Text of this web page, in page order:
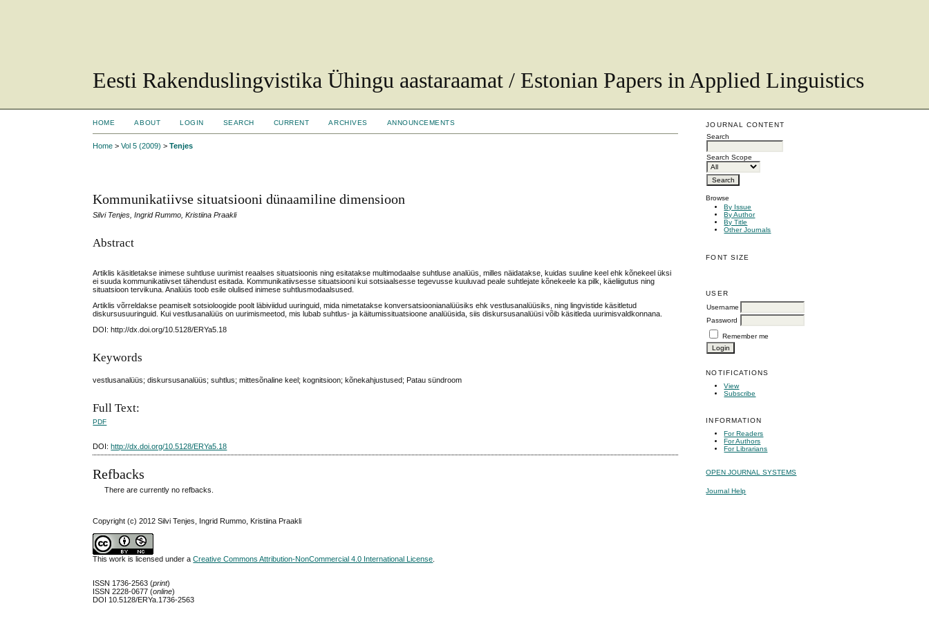
Eesti Rakenduslingvistika Ühingu aastaraamat / Estonian Papers in Applied Linguistics
JOURNAL CONTENT
Search
Search Scope
Browse
By Issue
By Author
By Title
Other Journals
FONT SIZE
USER
Username
Password
Remember me
NOTIFICATIONS
View
Subscribe
INFORMATION
For Readers
For Authors
For Librarians
OPEN JOURNAL SYSTEMS
Journal Help
HOME ABOUT LOGIN SEARCH CURRENT ARCHIVES ANNOUNCEMENTS
Home >Vol 5 (2009) >Tenjes
Kommunikatiivse situatsiooni dünaamiline dimensioon
Silvi Tenjes, Ingrid Rummo, Kristiina Praakli
Abstract
Artiklis käsitletakse inimese suhtluse uurimist reaalses situatsioonis ning esitatakse multimodaalse suhtluse analüüs, milles näidatakse, kuidas suuline keel ehk kõnekeel üksi
ei suuda kommunikatiivset tähendust esitada. Kommunikatiivsesse situatsiooni kui sotsiaalsesse tegevusse kuuluvad peale suhtlejate kõnekeele ka pilk, käeliigutus ning
situatsioon tervikuna. Analüüs toob esile olulised inimese suhtlusmodaalsused.
Artiklis võrreldakse peamiselt sotsioloogide poolt läbiviidud uuringuid, mida nimetatakse konversatsioonianalüüsiks ehk vestlusanalüüsiks, ning lingvistide käsitletud
diskursusuuringuid. Kui vestlusanalüüs on uurimismeetod, mis lubab suhtlus- ja käitumissituatsioone analüüsida, siis diskursusanalüüsi võib käsitleda uurimisvaldkonnana.
DOI: http://dx.doi.org/10.5128/ERYa5.18
Keywords
vestlusanalüüs; diskursusanalüüs; suhtlus; mittesõnaline keel; kognitsioon; kõnekahjustused; Patau sündroom
Full Text:
PDF
DOI:http://dx.doi.org/10.5128/ERYa5.18
Refbacks
There are currently no refbacks.
Copyright (c) 2012 Silvi Tenjes, Ingrid Rummo, Kristiina Praakli
This work is licensed under aCreative Commons Attribution-NonCommercial 4.0 International License
ISSN 1736-2563 (print)
ISSN 2228-0677 (online)
DOI 10.5128/ERYa.1736-2563